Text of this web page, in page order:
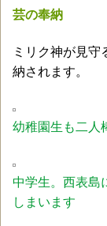
芸の奉納
ミリク神が見守
納されます。
幼稚園生も二人
中学生。西表島
しまいます